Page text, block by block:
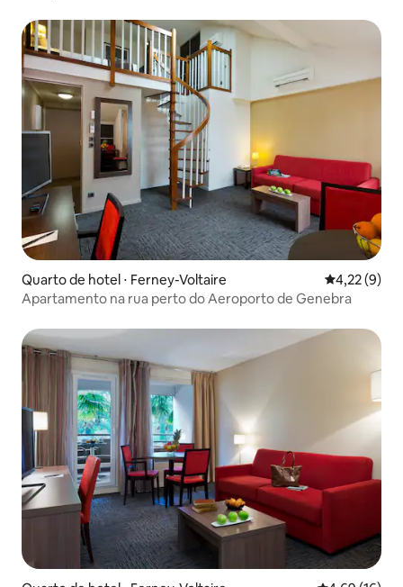
Quarto de hotel ⋅ Ferney-Voltaire 4,22 de
4,22 (9)
Apartamento na rua perto do Aeroporto de Genebra